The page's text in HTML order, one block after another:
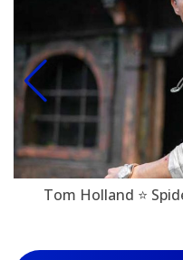
Tom Holland ⭐